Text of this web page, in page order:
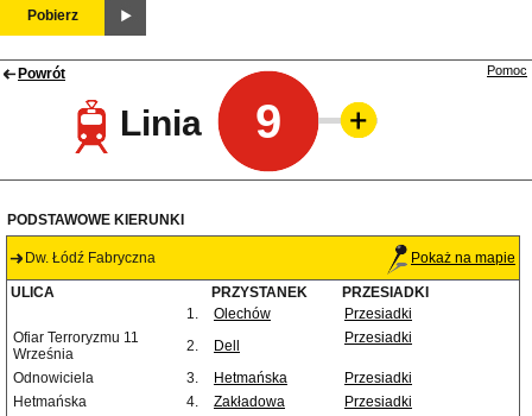
Pobierz
Powrót
Linia 9
Pomoc
PODSTAWOWE KIERUNKI
Dw. Łódź Fabryczna Pokaż na mapie
ULICA PRZYSTANEK
PRZESIADKI
1.
Olechów
Przesiadki
Ofiar Terroryzmu 11
Września
2. Dell Przesiadki
Odnowiciela 3. Hetmańska
Przesiadki
Hetmańska
4. Zakładowa
Przesiadki